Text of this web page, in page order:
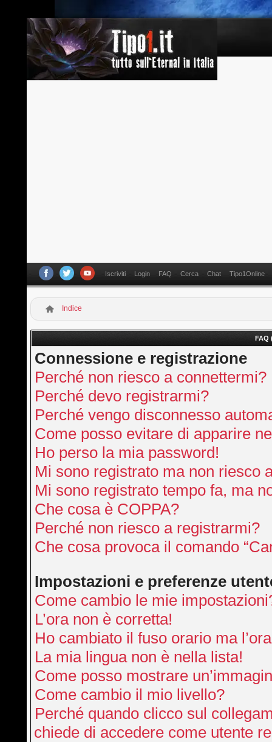
Iscriviti Login FAQ Cerca Chat Tipo1Online
Indice
FAQ
Connessione e registrazione
Perché non riesco a connettermi?
Perché devo registrarmi?
Perché vengo disconnesso
Come posso evitare di apparire
Ho perso la mia password!
Mi sono registrato ma non riesco
Mi sono registrato tempo fa, ma
Che cosa è COPPA?
Perché non riesco a registrarmi?
Che cosa provoca il comando
Impostazioni e preferenze
Come cambio le mie
L’ora non è corretta!
Ho cambiato il fuso orario ma
La mia lingua non è nella lista!
Come posso mostrare
Come cambio il mio livello?
Perché quando clicco sul
chiede di accedere come utente